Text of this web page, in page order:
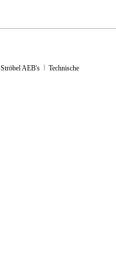
Ströbel AEB's
Technische